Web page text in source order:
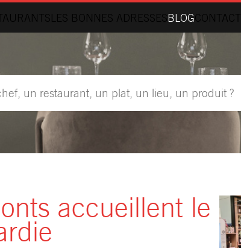
LES BONNES ADRESSESBLOGCONTACT
accueillent le